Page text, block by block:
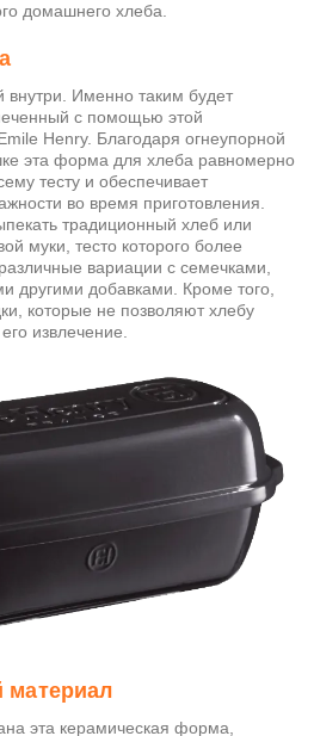
домашнего хлеба.
внутри. Именно таким будет
с помощью этой
Henry. Благодаря огнеупорной
эта форма для хлеба равномерно
тесту и обеспечивает
во время приготовления.
традиционный хлеб или
муки, тесто которого более
вариации с семечками,
другими добавками. Кроме того,
которые не позволяют хлебу
извлечение.
материал
эта керамическая форма,